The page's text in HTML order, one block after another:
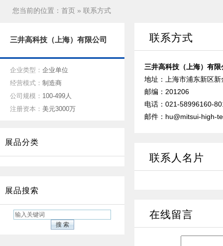
您当前的位置： 首页 » 联系方式
三井高科技（上海）有限公司
企业类型： 企业单位
经营模式： 制造商
公司规模： 100-499人
注册资本： 美元3000万
展品分类
展品搜索
联系方式
三井高科技（上海）有限
地址：上海市浦东新区
邮编：201206
电话：021-58996160-
邮件：hu@mitsui-high-
联系人名片
在线留言